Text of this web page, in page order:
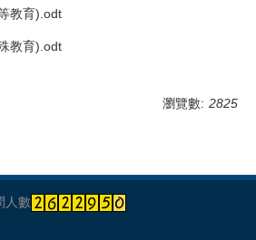
教育).odt
教育).odt
瀏覽數: 2825
人數